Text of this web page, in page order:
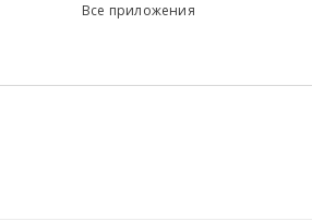
Все приложения